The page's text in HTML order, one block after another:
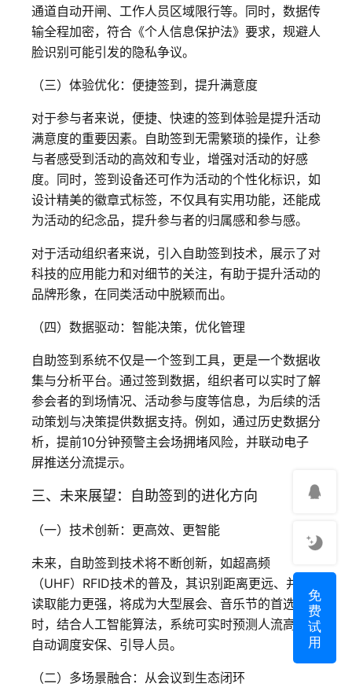
通道自动开闸、工作人员区域限行等。同时，数据传
输全程加密，符合《个人信息保护法》要求，规避人
脸识别可能引发的隐私争议。
（三）体验优化：便捷签到，提升满意度
对于参与者来说，便捷、快速的签到体验是提升活动
满意度的重要因素。自助签到无需繁琐的操作，让参
与者感受到活动的高效和专业，增强对活动的好感
度。同时，签到设备还可作为活动的个性化标识，如
设计精美的徽章式标签，不仅具有实用功能，还能成
为活动的纪念品，提升参与者的归属感和参与感。
对于活动组织者来说，引入自助签到技术，展示了对
科技的应用能力和对细节的关注，有助于提升活动的
品牌形象，在同类活动中脱颖而出。
（四）数据驱动：智能决策，优化管理
自助签到系统不仅是一个签到工具，更是一个数据收
集与分析平台。通过签到数据，组织者可以实时了解
参会者的到场情况、活动参与度等信息，为后续的活
动策划与决策提供数据支持。例如，通过历史数据分
析，提前10分钟预警主会场拥堵风险，并联动电子
屏推送分流提示。
三、未来展望：自助签到的进化方向
（一）技术创新：更高效、更智能
未来，自助签到技术将不断创新，如超高频
（UHF）RFID技术的普及，其识别距离更远、并发
读取能力更强，将成为大型展会、音乐节的首选。同
时，结合人工智能算法，系统可实时预测人流高峰，
自动调度安保、引导人员。
（二）多场景融合：从会议到生态闭环
免
费
试
用